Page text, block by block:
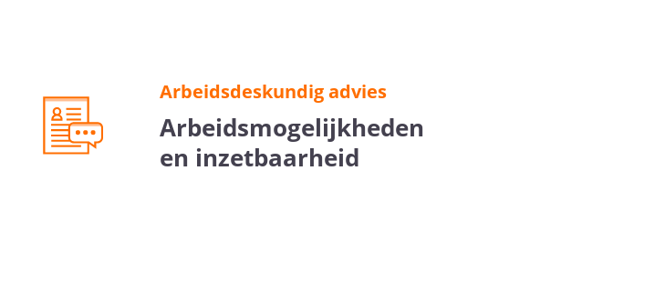
Arbeidsdeskundig advies
Arbeidsmogelijkheden
en inzetbaarheid